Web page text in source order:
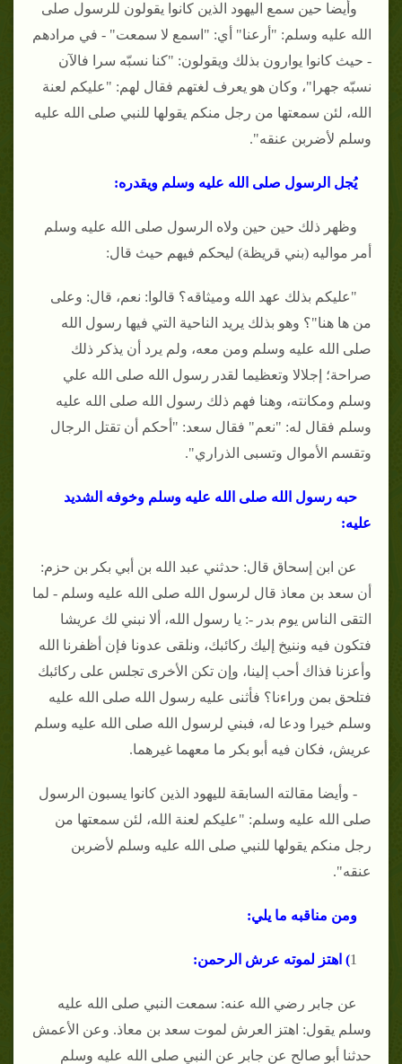
وأيضا حين سمع اليهود الذين كانوا يقولون للرسول صلى
الله عليه وسلم: "أرعنا" أي: "اسمع لا سمعت" - في مرادهم
- حيث كانوا يوارون بذلك ويقولون: "كنا نسبّه سرا فالآن
نسبّه جهرا"، وكان هو يعرف لغتهم فقال لهم: "عليكم لعنة
الله، لئن سمعتها من رجل منكم يقولها للنبي صلى الله عليه
وسلم لأضربن عنقه".
يُجل الرسول صلى الله عليه وسلم ويقدره:
وظهر ذلك حين حين ولاه الرسول صلى الله عليه وسلم
أمر مواليه (بني قريظة) ليحكم فيهم حيث قال:
"عليكم بذلك عهد الله وميثاقه؟ قالوا: نعم، قال: وعلى
من ها هنا"؟ وهو بذلك يريد الناحية التي فيها رسول الله
صلى الله عليه وسلم ومن معه، ولم يرد أن يذكر ذلك
صراحة؛ إجلالا وتعظيما لقدر رسول الله صلى الله علي
وسلم ومكانته، وهنا فهم ذلك رسول الله صلى الله عليه
وسلم فقال له: "نعم" فقال سعد: "أحكم أن تقتل الرجال
وتقسم الأموال وتسبى الذراري".
حبه رسول الله صلى الله عليه وسلم وخوفه الشديد
عليه:
عن ابن إسحاق قال: حدثني عبد الله بن أبي بكر بن حزم:
أن سعد بن معاذ قال لرسول الله صلى الله عليه وسلم - لما
التقى الناس يوم بدر -: يا رسول الله، ألا نبني لك عريشا
فتكون فيه وننيخ إليك ركائبك، ونلقى عدونا فإن أظفرنا الله
وأعزنا فذاك أحب إلينا، وإن تكن الأخرى تجلس على ركائبك
فتلحق بمن وراءنا؟ فأثنى عليه رسول الله صلى الله عليه
وسلم خيرا ودعا له، فبني لرسول الله صلى الله عليه وسلم
عريش، فكان فيه أبو بكر ما معهما غيرهما.
- وأيضا مقالته السابقة لليهود الذين كانوا يسبون الرسول
صلى الله عليه وسلم: "عليكم لعنة الله، لئن سمعتها من
رجل منكم يقولها للنبي صلى الله عليه وسلم لأضربن
عنقه".
ومن مناقبه ما يلي:
1) اهتز لموته عرش الرحمن:
عن جابر رضي الله عنه: سمعت النبي صلى الله عليه
وسلم يقول: اهتز العرش لموت سعد بن معاذ. وعن الأعمش
حدثنا أبو صالح عن جابر عن النبي صلى الله عليه وسلم